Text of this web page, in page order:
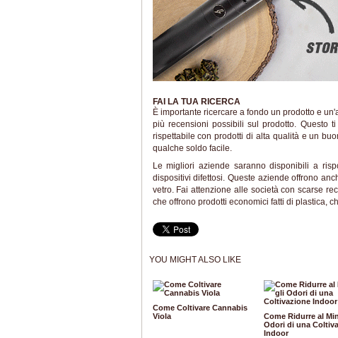
FAI LA TUA RICERCA
È importante ricercare a fondo un prodotto e
più recensioni possibili sul prodotto. Questo
rispettabile con prodotti di alta qualità e un
qualche soldo facile.
Le migliori aziende saranno disponibili a
dispositivi difettosi. Queste aziende offrono
vetro. Fai attenzione alle società con scarse
che offrono prodotti economici fatti di plastica,
YOU MIGHT ALSO LIKE
Come Coltivare Cannabis
Viola
Come Ridurre al
Odori di una
Indoor